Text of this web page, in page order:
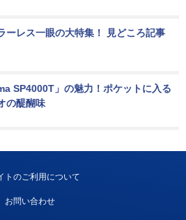
ーレス一眼の大特集！ 見どころ記事
SP4000T」の魅力！ポケットに入る
の醍醐味
トのご利用について
お問い合わせ